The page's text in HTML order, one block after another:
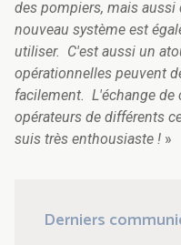
des pompiers, mais
nouveau système est
utiliser. C'est aussi un
opérationnelles peuvent
facilement. L'échange de
opérateurs de différents
suis très enthousiaste ! »
Derniers